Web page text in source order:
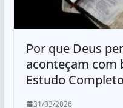
Por que Deus
aconteçam com
Estudo Completo
31/03/2026